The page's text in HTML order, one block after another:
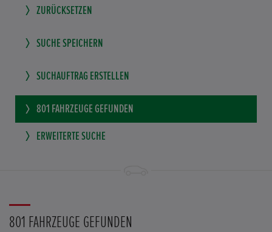
ZURÜCKSETZEN
SUCHE SPEICHERN
SUCHAUFTRAG ERSTELLEN
801 FAHRZEUGE GEFUNDEN
ERWEITERTE SUCHE
801 FAHRZEUGE GEFUNDEN